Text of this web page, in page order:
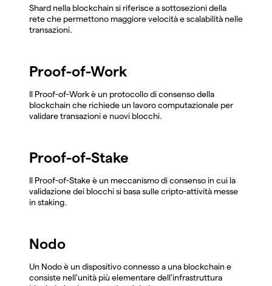
Shard nella blockchain si riferisce a sottosezioni della
rete che permettono maggiore velocità e scalabilità nelle
transazioni.
Proof-of-Work
Il Proof-of-Work è un protocollo di consenso della
blockchain che richiede un lavoro computazionale per
validare transazioni e nuovi blocchi.
Proof-of-Stake
Il Proof-of-Stake è un meccanismo di consenso in cui la
validazione dei blocchi si basa sulle cripto-attività messe
in staking.
Nodo
Un Nodo è un dispositivo connesso a una blockchain e
consiste nell'unità più elementare dell'infrastruttura